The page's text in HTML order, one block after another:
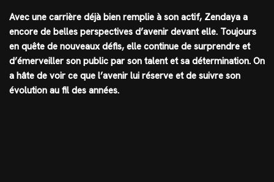
Avec une carrière déjà bien remplie à son actif, Zendaya a
encore de belles perspectives d’avenir devant elle. Toujours
en quête de nouveaux défis, elle continue de surprendre et
d’émerveiller son public par son talent et sa détermination. On
a hâte de voir ce que l’avenir lui réserve et de suivre son
évolution au fil des années.